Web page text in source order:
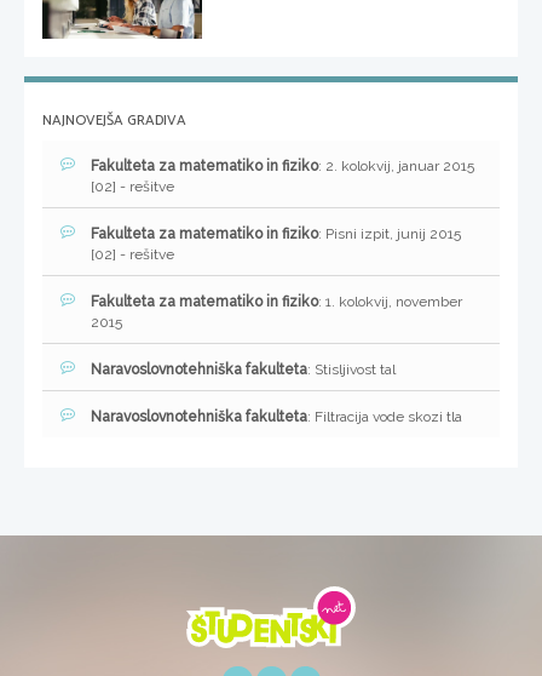
NAJNOVEJŠA GRADIVA
Fakulteta za matematiko in fiziko: 2. kolokvij, januar 2015
[02] - rešitve
Fakulteta za matematiko in fiziko: Pisni izpit, junij 2015
[02] - rešitve
Fakulteta za matematiko in fiziko: 1. kolokvij, november
2015
Naravoslovnotehniška fakulteta: Stisljivost tal
Naravoslovnotehniška fakulteta: Filtracija vode skozi tla